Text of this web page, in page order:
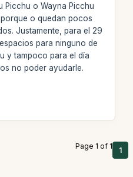
Picchu o Wayna Picchu
o quedan pocos
Justamente, para el 29
para ninguno de
y tampoco para el día
no poder ayudarle.
Page 1 of 1 1